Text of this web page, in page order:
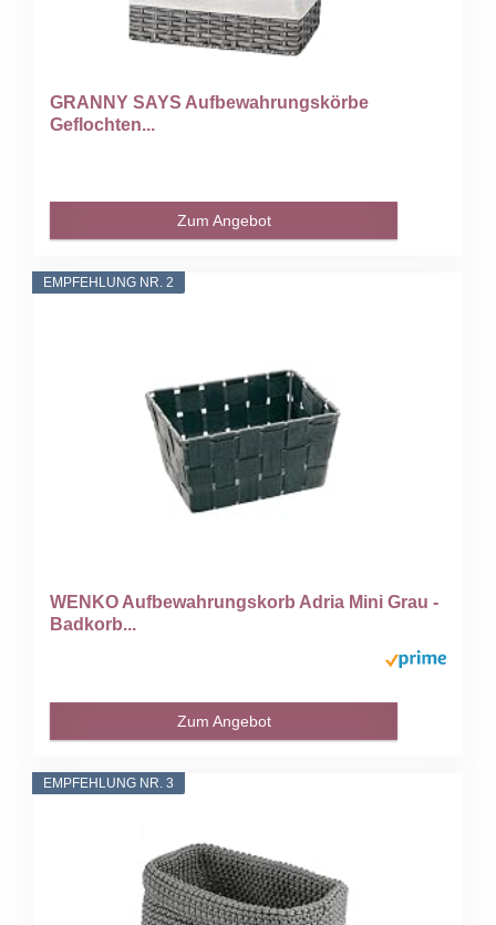
GRANNY SAYS Aufbewahrungskörbe
Geflochten...
Zum Angebot
EMPFEHLUNG NR. 2
WENKO Aufbewahrungskorb Adria Mini Grau -
Badkorb...
Zum Angebot
EMPFEHLUNG NR. 3